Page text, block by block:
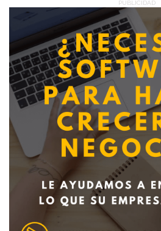
Deseo recibir
Servicios similares al
Al enviar este
política de
PUBLICIDAD